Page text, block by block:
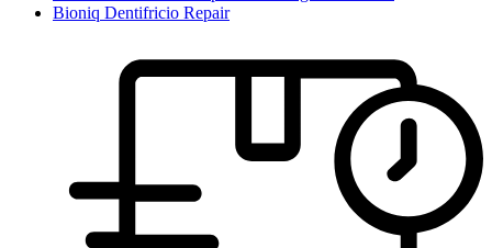
Bioniq Dentifricio Repair